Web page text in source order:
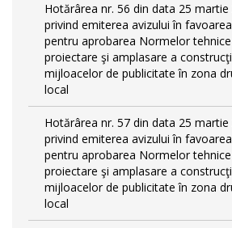
Hotărârea nr. 56 din data 25
privind emiterea avizului în
pentru aprobarea Normelor
proiectare şi amplasare a
mijloacelor de publicitate în zona
local
Hotărârea nr. 57 din data 25
privind emiterea avizului în
pentru aprobarea Normelor
proiectare şi amplasare a
mijloacelor de publicitate în zona
local